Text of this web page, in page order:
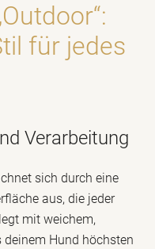
für jedes
Verarbeitung
sich durch eine
aus, die jeder
mit weichem,
deinem Hund höchsten